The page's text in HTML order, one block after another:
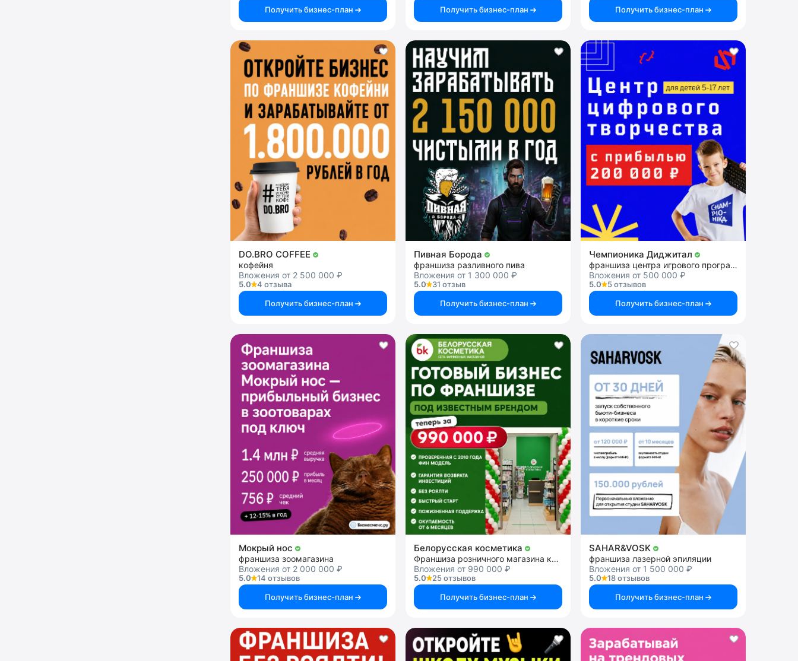
Получить бизнес-план
Получить бизнес-план
Получить бизнес-план
DO.BRO COFFEE
кофейня
Вложения от 2 500 000 ₽
5.0
4 отзыва
Получить бизнес-план
Пивная Борода
франшиза разливного пива
Вложения от 1 300 000 ₽
5.0
31 отзыв
Получить бизнес-план
Чемпионика Диджитал
франшиза центра игрового программирования
Вложения от 500 000 ₽
5.0
5 отзывов
Получить бизнес-план
Мокрый нос
франшиза зоомагазина
Вложения от 2 000 000 ₽
5.0
14 отзывов
Получить бизнес-план
Белорусская косметика
Франшиза розничного магазина косметики
Вложения от 990 000 ₽
5.0
25 отзывов
Получить бизнес-план
SAHAR&VOSK
франшиза лазерной эпиляции
Вложения от 1 500 000 ₽
5.0
18 отзывов
Получить бизнес-план